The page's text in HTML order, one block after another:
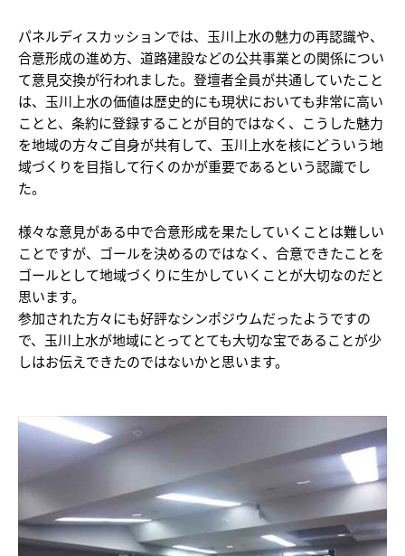
パネルディスカッションでは、玉川上水の魅力の再認識や、
合意形成の進め方、道路建設などの公共事業との関係につい
て意見交換が行われました。登壇者全員が共通していたこと
は、玉川上水の価値は歴史的にも現状においても非常に高い
ことと、条約に登録することが目的ではなく、こうした魅力
を地域の方々ご自身が共有して、玉川上水を核にどういう地
域づくりを目指して行くのかが重要であるという認識でし
た。
様々な意見がある中で合意形成を果たしていくことは難しい
ことですが、ゴールを決めるのではなく、合意できたことを
ゴールとして地域づくりに生かしていくことが大切なのだと
思います。
参加された方々にも好評なシンポジウムだったようですの
で、玉川上水が地域にとってとても大切な宝であることが少
しはお伝えできたのではないかと思います。